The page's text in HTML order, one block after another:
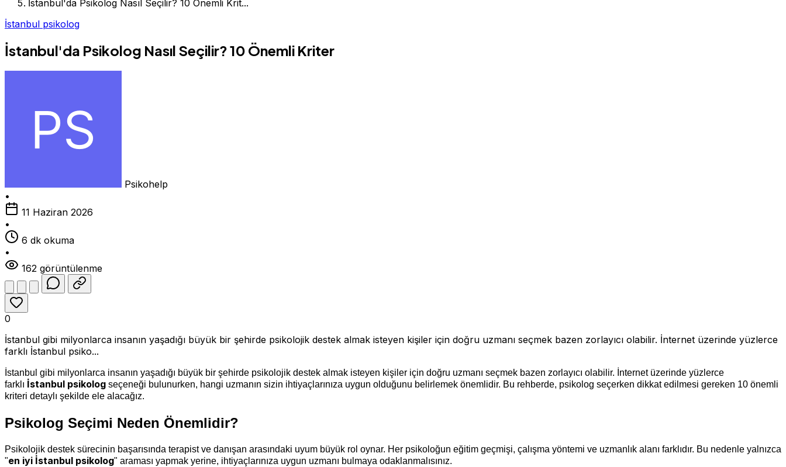
İstanbul'da Psikolog Nasıl Seçilir? 10 Önemli Krit...
İstanbul psikolog
İstanbul'da Psikolog Nasıl Seçilir? 10 Önemli Kriter
Psikohelp
•
11 Haziran 2026
•
6 dk okuma
•
162 görüntülenme
0
İstanbul gibi milyonlarca insanın yaşadığı büyük bir şehirde psikolojik destek almak isteyen kişiler için doğru uzmanı seçmek bazen zorlayıcı olabilir. İnternet üzerinde yüzlerce
farklı İstanbul psiko...
İstanbul gibi milyonlarca insanın yaşadığı büyük bir şehirde psikolojik destek almak isteyen kişiler için doğru uzmanı seçmek bazen zorlayıcı olabilir. İnternet üzerinde yüzlerce
farklı İstanbul psikolog seçeneği bulunurken, hangi uzmanın sizin ihtiyaçlarınıza uygun olduğunu belirlemek önemlidir. Bu rehberde, psikolog seçerken dikkat edilmesi gereken 10 önemli
kriteri detaylı şekilde ele alacağız.
Psikolog Seçimi Neden Önemlidir?
Psikolojik destek sürecinin başarısında terapist ve danışan arasındaki uyum büyük rol oynar. Her psikoloğun eğitim geçmişi, çalışma yöntemi ve uzmanlık alanı farklıdır. Bu nedenle yalnızca
"en iyi İstanbul psikolog" araması yapmak yerine, ihtiyaçlarınıza uygun uzmanı bulmaya odaklanmalısınız.